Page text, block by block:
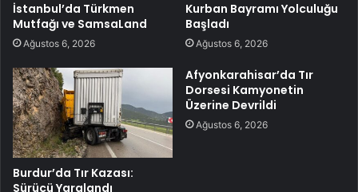
İstanbul’da Türkmen
Mutfağı ve SamsaLand
Ağustos 6, 2026
Kurban Bayramı Yolculuğu
Başladı
Ağustos 6, 2026
Burdur’da Tır Kazası:
Sürücü Yaralandı
Afyonkarahisar’da Tır
Dorsesi Kamyonetin
Üzerine Devrildi
Ağustos 6, 2026